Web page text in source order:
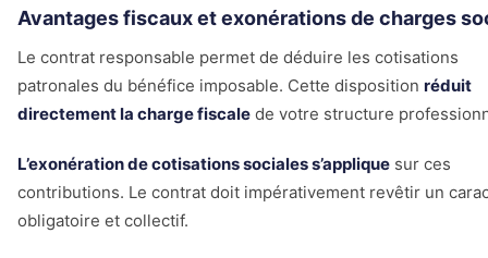
Avantages fiscaux et exonérations de charges
Le contrat responsable permet de déduire les cotisations
patronales du bénéfice imposable. Cette disposition réduit
directement la charge fiscale de votre structure
L’exonération de cotisations sociales s’applique sur ces
contributions. Le contrat doit impérativement revêtir un
obligatoire et collectif.